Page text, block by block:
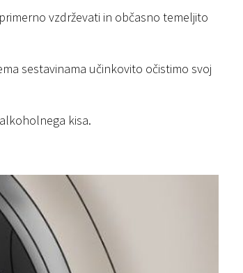
vzdrževati in občasno temeljito
sestavinama učinkovito očistimo svoj
kisa.